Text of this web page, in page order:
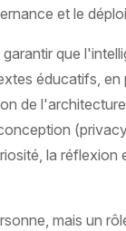
et le
que
éducatifs, en
de
la réflexion
mais un